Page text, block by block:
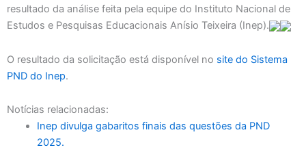
resultado da análise feita pela equipe do Instituto Nacional de
Estudos e Pesquisas Educacionais Anísio Teixeira (Inep).
O resultado da solicitação está disponível no site do Sistema
PND do Inep.
Notícias relacionadas:
Inep divulga gabaritos finais das questões da PND
2025.